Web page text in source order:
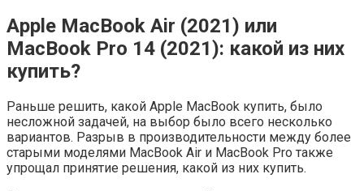
Apple MacBook Air (2021) или
MacBook Pro 14 (2021): какой из них
купить?
Раньше решить, какой Apple MacBook купить, было
несложной задачей, на выбор было всего несколько
вариантов. Разрыв в производительности между более
старыми моделями MacBook Air и MacBook Pro также
упрощал принятие решения, какой из них купить.